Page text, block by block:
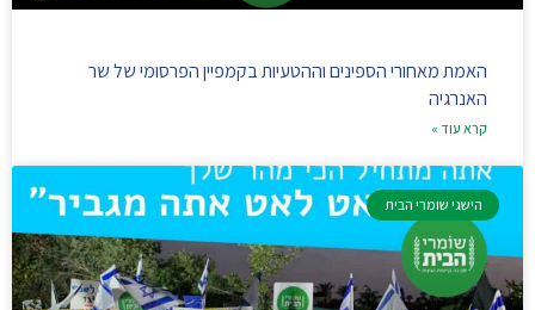
האמת מאחורי הספינים וההטעיות בקמפיין הפרסומי של שר
האנרגיה
קרא עוד »
הישגי שומרי הבית